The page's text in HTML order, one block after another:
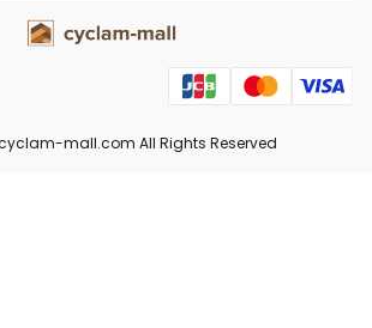
mall.com All Rights Reserved